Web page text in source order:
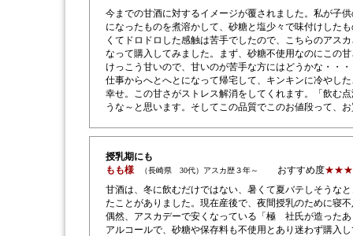
今までの甘酒に対するイメージが覆されました。私が子
になったものを煮溶かして、砂糖と塩少々で味付けした
くてドロドロした感触は苦手でしたので、こちらのアス
なって購入してみました。まず、砂糖不使用なのにこの
けっこう甘いので、甘いのが苦手な方にはどうかな・・
仕事からへとへとになって帰宅して、キンキンに冷やし
幸せ。この甘さがストレス解消をしてくれます。「飲む
うな～と思います。そしてこの品質でこのお値段って、
授乳期にも
もも様
（長崎県 30代）アスカ歴３年～ おすすめ度
甘酒は、冬に飲むだけではない、暑くて夏バテしそうな
たことがありました。現在産後で、夜間授乳のために寝
偶然、アスカデーで安くなっている「極 社氏が造った
アルコールで、砂糖や保存料も不使用とあり迷わず購入